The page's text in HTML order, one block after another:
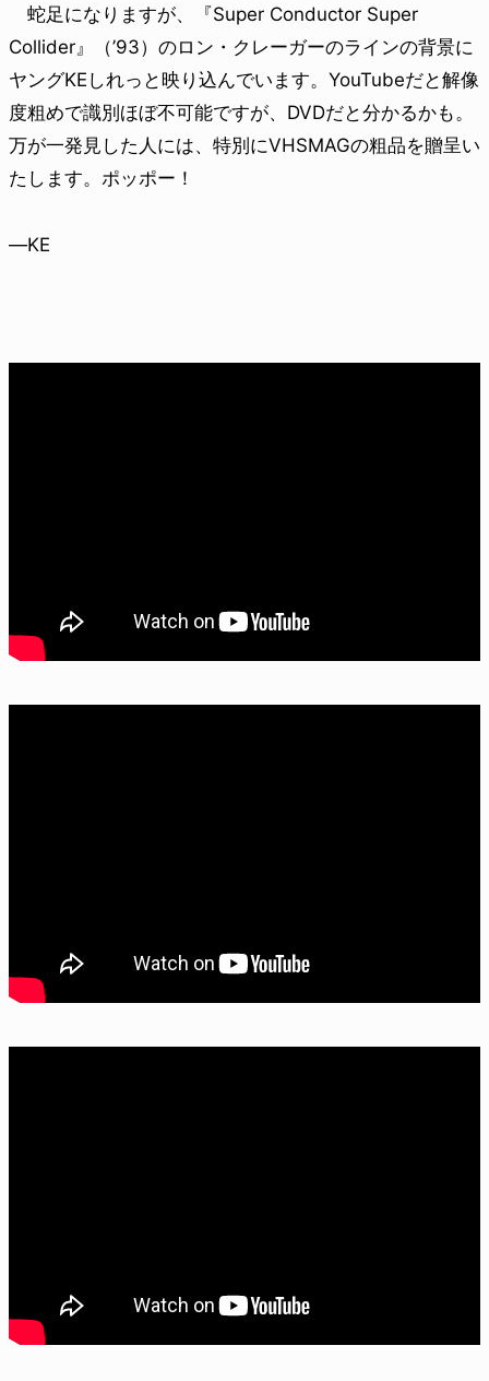
蛇足になりますが、『Super Conductor Super
Collider』（’93）のロン・クレーガーのラインの背景に
ヤングKEしれっと映り込んでいます。YouTubeだと解像
度粗めで識別ほぼ不可能ですが、DVDだと分かるかも。
万が一発見した人には、特別にVHSMAGの粗品を贈呈い
たします。ポッポー！
—KE